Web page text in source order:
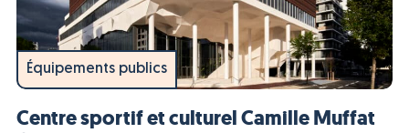
Équipements publics
Centre sportif et culturel Camille Muffat